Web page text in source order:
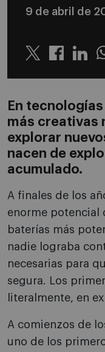
9 de abril de
Twitter
En
más creativas
explorar
nacen de
acumulado.
A finales de los
enorme potencial
baterías más
nadie lograba
necesarias para
segura. Los
literalmente, en
A comienzos de
uno de los